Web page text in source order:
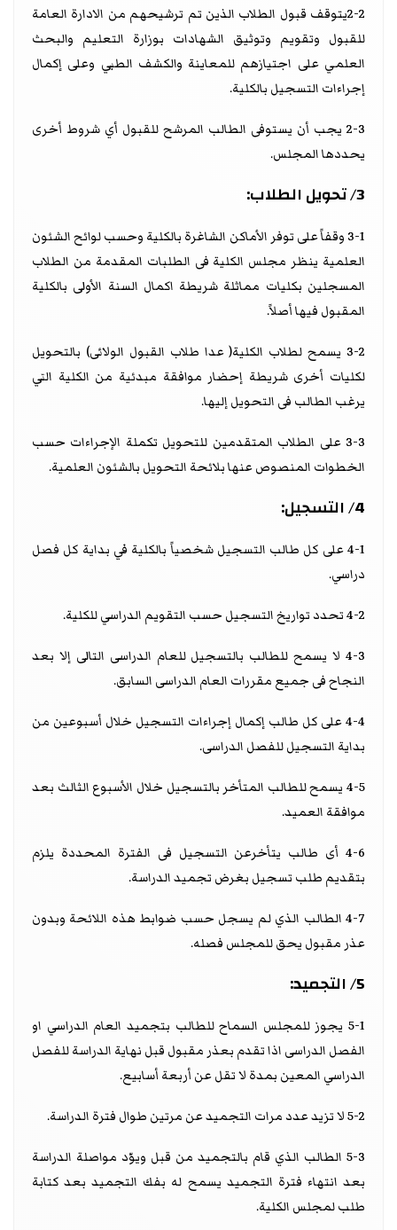
2-2يتوقف قبول الطلاب الذين تم ترشيحهم من الادارة العامة
للقبول وتقويم وتوثيق الشهادات بوزارة التعليم والبحث
العلمي على اجتيازهم للمعاينة والكشف الطبي وعلى إكمال
إجراءات التسجيل بالكلية.
2-3 يجب أن يستوفى الطالب المرشح للقبول أي شروط أخرى
يحددها المجلس.
3/ تحويل الطلاب:
3-1 وقفاً على توفر الأماكن الشاغرة بالكلية وحسب لوائح الشئون
العلمية ينظر مجلس الكلية فى الطلبات المقدمة من الطلاب
المسجلين بكليات مماثلة شريطة اكمال السنة الأولى بالكلية
المقبول فيها أصلاً.
3-2 يسمح لطلاب الكلية( عدا طلاب القبول الولائى) بالتحويل
لكليات أخرى شريطة إحضار موافقة مبدئية من الكلية التي
يرغب الطالب فى التحويل إليها.
3-3 على الطلاب المتقدمين للتحويل تكملة الإجراءات حسب
الخطوات المنصوص عنها بلائحة التحويل بالشئون العلمية.
4/ التسجيل:
4-1 على كل طالب التسجيل شخصياً بالكلية في بداية كل فصل
دراسي.
4-2 تحدد تواريخ التسجيل حسب التقويم الدراسي للكلية.
4-3 لا يسمح للطالب بالتسجيل للعام الدراسى التالى إلا بعد
النجاح فى جميع مقررات العام الدراسى السابق.
4-4 على كل طالب إكمال إجراءات التسجيل خلال أسبوعين من
بداية التسجيل للفصل الدراسى.
4-5 يسمح للطالب المتأخر بالتسجيل خلال الأسبوع الثالث بعد
موافقة العميد.
4-6 أى طالب يتأخرعن التسجيل فى الفترة المحددة يلزم
بتقديم طلب تسجيل بغرض تجميد الدراسة.
4-7 الطالب الذي لم يسجل حسب ضوابط هذه اللائحة وبدون
عذر مقبول يحق للمجلس فصله.
5/ التجميد:
5-1 يجوز للمجلس السماح للطالب بتجميد العام الدراسي او
الفصل الدراسى اذا تقدم بعذر مقبول قبل نهاية الدراسة للفصل
الدراسي المعين بمدة لا تقل عن أربعة أسابيع.
5-2 لا تزيد عدد مرات التجميد عن مرتين طوال فترة الدراسة.
5-3 الطالب الذي قام بالتجميد من قبل ويوّد مواصلة الدراسة
بعد انتهاء فترة التجميد يسمح له بفك التجميد بعد كتابة
طلب لمجلس الكلية.